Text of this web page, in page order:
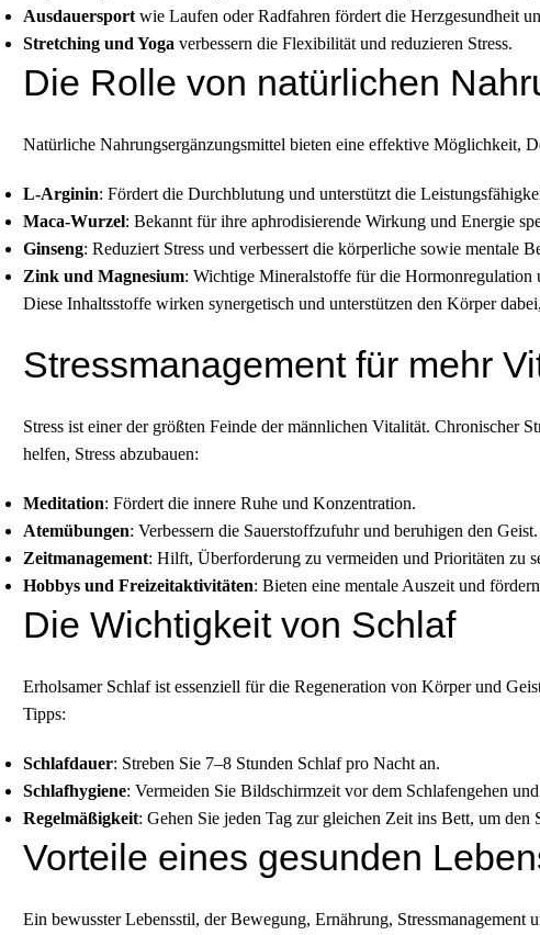
Ausdauersport wie Laufen oder Radfahren fördert die Herzgesundheit
Stretching und Yoga verbessern die Flexibilität und reduzieren Stress.
Die Rolle von natürlichen
Natürliche Nahrungsergänzungsmittel bieten eine effektive Möglichkeit,
L-Arginin: Fördert die Durchblutung und unterstützt die
Maca-Wurzel: Bekannt für ihre aphrodisierende Wirkung und Energie
Ginseng: Reduziert Stress und verbessert die körperliche sowie mentale
Zink und Magnesium: Wichtige Mineralstoffe für die Hormonregulation
Diese Inhaltsstoffe wirken synergetisch und unterstützen den Körper
Stressmanagement für mehr
Stress ist einer der größten Feinde der männlichen Vitalität. Chronischer
helfen, Stress abzubauen:
Meditation: Fördert die innere Ruhe und Konzentration.
Atemübungen: Verbessern die Sauerstoffzufuhr und beruhigen den Geist.
Zeitmanagement: Hilft, Überforderung zu vermeiden und Prioritäten zu
Hobbys und Freizeitaktivitäten: Bieten eine mentale Auszeit und
Die Wichtigkeit von Schlaf
Erholsamer Schlaf ist essenziell für die Regeneration von Körper und
Tipps:
Schlafdauer: Streben Sie 7–8 Stunden Schlaf pro Nacht an.
Schlafhygiene: Vermeiden Sie Bildschirmzeit vor dem Schlafengehen
Regelmäßigkeit: Gehen Sie jeden Tag zur gleichen Zeit ins Bett, um
Vorteile eines gesunden
Ein bewusster Lebensstil, der Bewegung, Ernährung,